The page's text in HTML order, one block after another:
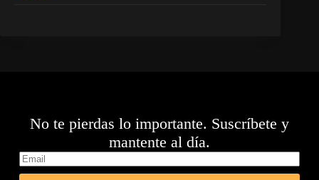
No te pierdas lo importante. Suscríbete y
mantente al día.